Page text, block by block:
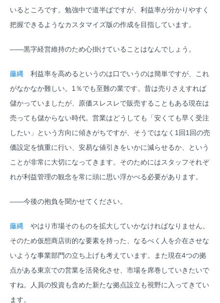
いるところです。勉強中で道半ばですが、利益率が分かりやすく
把握できるようなカスタマイズ版の作成を目指しています。
――黒字経営維持のため心掛けていることはなんでしょう。
藤縄 利益率を高めるというのは口でいうのは簡単ですが、これ
がなかなか難しい。1％でも至難の業です。昔は売りさえすれば
儲かっていましたが、原価スレスレで販売することもある現在は
売っても儲からない時代。営業はどうしても「安くても早く受注
したい」という方向に傾きがちですが、そうではなく1回1回の売
価設定を慎重に行い、安易な値引きをいかに減らせるか、という
ことが非常に大切になってきます。そのためにはスタッフそれぞ
れが利益管理の観念を常に頭に思い浮かべる必要があります。
――今後の抱負を聞かせてください。
藤縄 やはり市場そのものを拡大していかなければなりません。
そのため仮想商店街的な要素を持った、なるべく人を介在させな
いような事業部門の立ち上げも考えています。また現在4つの拠
点がある東京での営業を活発化させ、市場を席巻していきたいで
すね。人員の投資も含めた新たな拠点設立も視野に入ってきてい
ます。